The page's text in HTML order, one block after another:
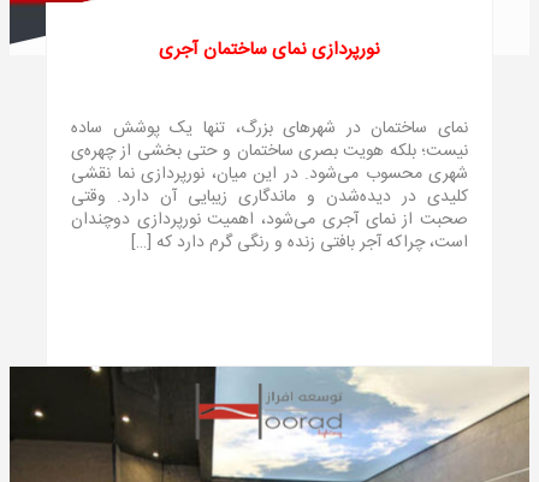
نورپردازی نمای ساختمان آجری
نمای ساختمان در شهرهای بزرگ، تنها یک پوشش ساده
نیست؛ بلکه هویت بصری ساختمان و حتی بخشی از چهره‌ی
شهری محسوب می‌شود. در این میان، نورپردازی نما نقشی
کلیدی در دیده‌شدن و ماندگاری زیبایی آن دارد. وقتی
صحبت از نمای آجری می‌شود، اهمیت نورپردازی دوچندان
است، چراکه آجر بافتی زنده و رنگی گرم دارد که […]